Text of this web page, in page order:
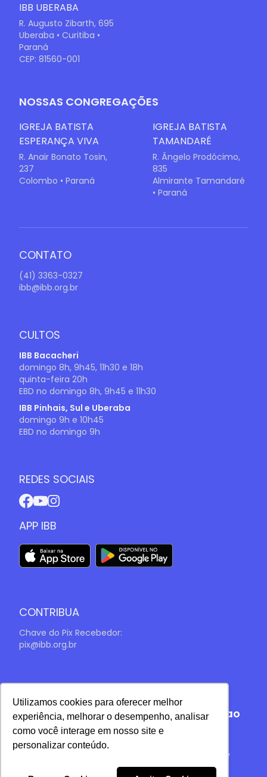
Utilizamos cookies para oferecer melhor
experiência, melhorar o desempenho, analisar
como você interage em nosso site e
personalizar conteúdo.
IBB UBERABA
R. Augusto Zibarth, 695
Uberaba • Curitiba •
Paraná
CEP: 81560-001
NOSSAS CONGREGAÇÕES
IGREJA BATISTA
ESPERANÇA VIVA
R. Anair Bonato Tosin,
237
Colombo • Paraná
IGREJA BATISTA
TAMANDARÉ
R. Ângelo Prodócimo,
835
Almirante Tamandaré
• Paraná
CONTATO
(41) 3363-0327
ibb@ibb.org.br
CULTOS
IBB Bacacheri
domingo 8h, 9h45, 11h30 e 18h
quinta-feira 20h
EBD no domingo 8h, 9h45 e 11h30
IBB Pinhais, Sul e Uberaba
domingo 9h e 10h45
EBD no domingo 9h
REDES SOCIAIS
APP IBB
CONTRIBUA
Chave do Pix Recebedor:
pix@ibb.org.br
Início| Sobre|Ministérios|Vida IBB
Agenda |Contribua|Contato|Culto ao
vivo
© 2021 IBB. Todos os direitos reservados. Política de
Privacidade | Termos de Uso